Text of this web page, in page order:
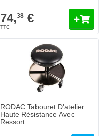
74,38 €
RODAC Tabouret D'atelier
Haute Résistance Avec
Ressort